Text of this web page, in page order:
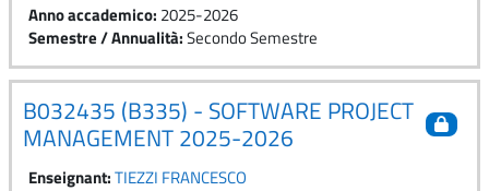
Anno accademico: 2025-2026
Semestre / Annualità:Secondo Semestre
B032435 (B335) - SOFTWARE PROJECT
MANAGEMENT 2025-2026
Enseignant:TIEZZI FRANCESCO